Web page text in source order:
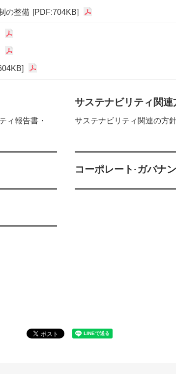
の整備 [PDF:704KB]
ィ報告書・
サステナビリティ関
サステナビリティ関連の方
コーポレート·ガバナ